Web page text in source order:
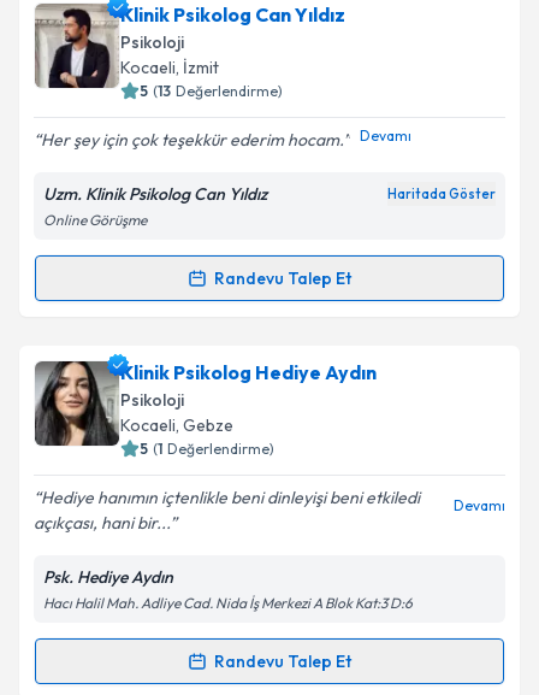
Psk. Dan. Ferhat Çıtıroğluiçin randevu takvimi
talebi oluşturun. Size bu uzmandan randevu almanız
için bir takvim hazırlandığında e-posta ile
bilgilendireceğiz.
E-posta Adresiniz
Kişisel verilerimin işlenmesine ilişkinAydınlatma
'ni okudum ve kişisel verilerimin belirtilen
kapsamda işlenmesini kabul ediyorum.
Takvim Talebini Gönder
Klinik Psikolog Can Yıldız
Psikoloji
Kocaeli, İzmit
5 (13 Değerlendirme)
Her şey için çok teşekkür ederim hocam. Devamı
Uzm. Klinik Psikolog Can Yıldız Haritada Göster
Online Görüşme
Randevu Talep Et
Randevu Takvimi Talebi
Klinik Psikolog Can Yıldıziçin randevu takvimi talebi
oluşturun. Size bu uzmandan randevu almanız için bir
takvim hazırlandığında e-posta ile bilgilendireceğiz.
Kişisel verilerimin işlenmesine ilişkin
Metni'ni okudum ve kişisel verilerimin belirtilen
kapsamda işlenmesini kabul ediyorum.
Klinik Psikolog Hediye Aydın
Psikoloji
Kocaeli, Gebze
5 (1 Değerlendirme)
Hediye hanımın içtenlikle beni dinleyişi beni etkiledi
açıkçası, hani bir...
Devamı
Psk. Hediye Aydın
Hacı Halil Mah. Adliye Cad. Nida İş Merkezi A Blok Kat:3 D:6
Randevu Talep Et
Randevu Takvimi Talebi